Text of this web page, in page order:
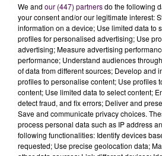
Deux rixes en trois
la fermeture d'une...
DERNIERS TITRES
We and our (447) partnersdo the following
your consent and/or our legitimate interest:
information on a device; Use limited data to
profiles for personalised advertising; Use
advertising; Measure advertising
performance; Understand audiences
of data from different sources; Develop and
profiles to personalise content; Use profiles
content; Use limited data to select content;
detect fraud, and fix errors; Deliver and
Save and communicate privacy choices.
process personal data such as IP address
following functionalities: Identify devices
requested; Use precise geolocation data;